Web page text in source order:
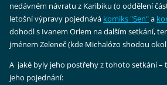
nedávném návratu z Karibiku (o oddělení
letošní výpravy pojednává komiks "Sen"a
dohodl s Ivanem Orlem na dalším setkání,
jménem Zeleneč (kde Michalózo shodou
A jaké byly jeho postřehy z tohoto setkání –
jeho pojednání: